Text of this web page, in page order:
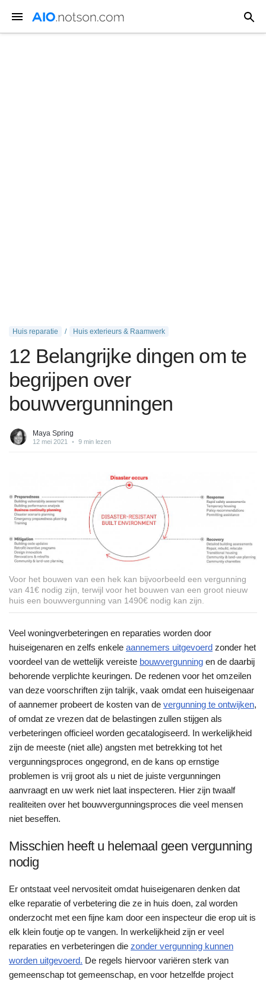
Huis reparatie Huis exterieurs & Raamwerk
12 Belangrijke dingen om te
begrijpen over
bouwvergunningen
Maya Spring
12 mei 2021 • 9 min lezen
Voor het bouwen van een hek kan bijvoorbeeld een vergunning
van 41€ nodig zijn, terwijl voor het bouwen van een groot nieuw
huis een bouwvergunning van 1490€ nodig kan zijn.
Veel woningverbeteringen en reparaties worden door
huiseigenaren en zelfs enkele aannemers uitgevoerd zonder het
voordeel van de wettelijk vereiste bouwvergunning en de daarbij
behorende verplichte keuringen. De redenen voor het omzeilen
van deze voorschriften zijn talrijk, vaak omdat een huiseigenaar
of aannemer probeert de kosten van de vergunning te ontwijken,
of omdat ze vrezen dat de belastingen zullen stijgen als
verbeteringen officieel worden gecatalogiseerd. In werkelijkheid
zijn de meeste (niet alle) angsten met betrekking tot het
vergunningsproces ongegrond, en de kans op ernstige
problemen is vrij groot als u niet de juiste vergunningen
aanvraagt en uw werk niet laat inspecteren. Hier zijn twaalf
realiteiten over het bouwvergunningsproces die veel mensen
niet beseffen.
Misschien heeft u helemaal geen vergunning
nodig
Er ontstaat veel nervositeit omdat huiseigenaren denken dat
elke reparatie of verbetering die ze in huis doen, zal worden
onderzocht met een fijne kam door een inspecteur die erop uit is
elk klein foutje op te vangen. In werkelijkheid zijn er veel
reparaties en verbeteringen die zonder vergunning kunnen
worden uitgevoerd. De regels hiervoor variëren sterk van
gemeenschap tot gemeenschap, en voor hetzelfde project